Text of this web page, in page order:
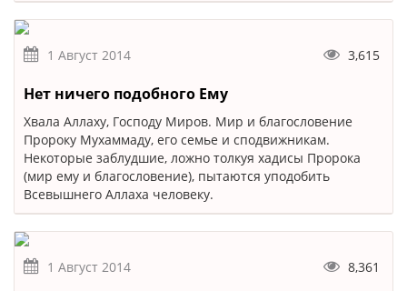
1 Август 2014 3,615
Нет ничего подобного Ему
Хвала Аллаху, Господу Миров. Мир и благословение
Пророку Мухаммаду, его семье и сподвижникам.
Некоторые заблудшие, ложно толкуя хадисы Пророка
(мир ему и благословение), пытаются уподобить
Всевышнего Аллаха человеку.
1 Август 2014 8,361